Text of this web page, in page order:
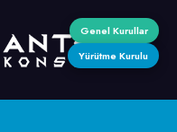
Genel Kurullar
Yürütme Kurulu